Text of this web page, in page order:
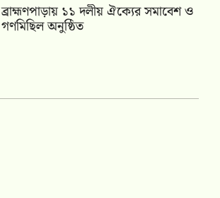
‎ব্রাহ্মণপাড়ায় ১১ দলীয় ঐক্যের সমাবেশ ও
গণমিছিল অনুষ্ঠিত